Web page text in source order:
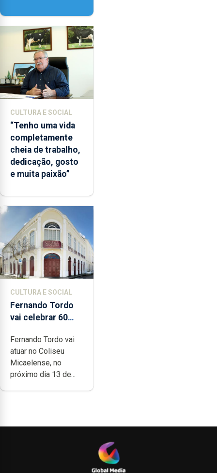
Paisagem’
CULTURA E SOCIAL
“Tenho uma vida
completamente
cheia de trabalho,
dedicação, gosto
e muita paixão”
CULTURA E SOCIAL
Fernando Tordo
vai celebrar 60
no Coliseu
Micaelense
Fernando Tordo vai
atuar no Coliseu
Micaelense, no
próximo dia 13 de...